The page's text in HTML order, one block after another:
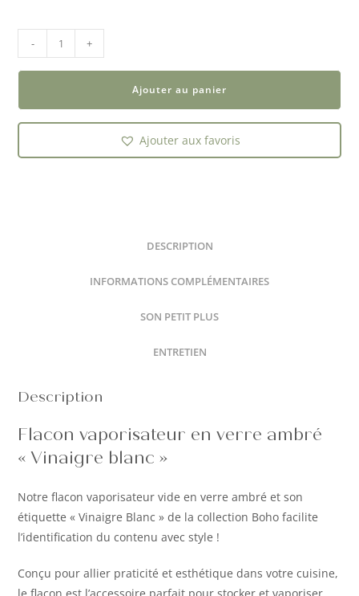
- +
Ajouter au panier
Ajouter aux favoris
DESCRIPTION
INFORMATIONS COMPLÉMENTAIRES
SON PETIT PLUS
ENTRETIEN
Description
Flacon vaporisateur en verre ambré
« Vinaigre blanc »
Notre flacon vaporisateur vide en verre ambré et son
étiquette « Vinaigre Blanc » de la collection Boho facilite
l’identification du contenu avec style !
Conçu pour allier praticité et esthétique dans votre cuisine,